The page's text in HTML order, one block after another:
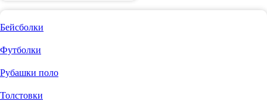
Бейсболки
Футболки
Рубашки поло
Толстовки